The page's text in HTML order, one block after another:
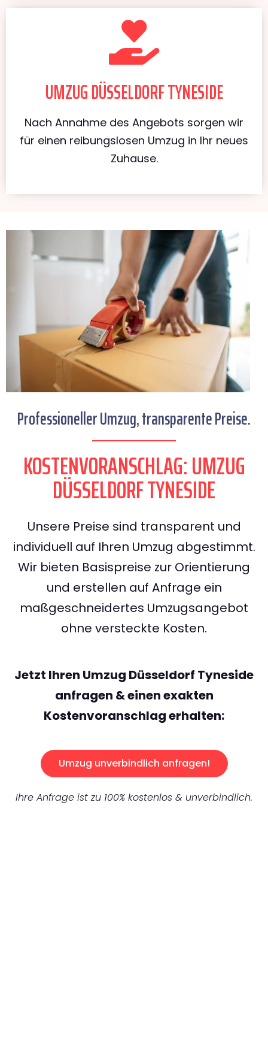
UMZUG DÜSSELDORF TYNESIDE
Nach Annahme des Angebots sorgen wir
für einen reibungslosen Umzug in Ihr neues
Zuhause.
Professioneller Umzug, transparente Preise.
KOSTENVORANSCHLAG: UMZUG
DÜSSELDORF TYNESIDE
Unsere Preise sind transparent und
individuell auf Ihren Umzug abgestimmt.
Wir bieten Basispreise zur Orientierung
und erstellen auf Anfrage ein
maßgeschneidertes Umzugsangebot
ohne versteckte Kosten.
Jetzt Ihren Umzug Düsseldorf Tyneside
anfragen & einen exakten
Kostenvoranschlag erhalten:
Umzug unverbindlich anfragen!
Ihre Anfrage ist zu 100% kostenlos & unverbindlich.